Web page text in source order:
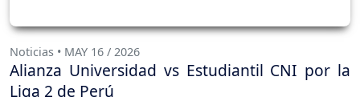
Noticias • MAY 16 / 2026
Alianza Universidad vs Estudiantil CNI por la
Liga 2 de Perú